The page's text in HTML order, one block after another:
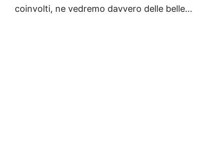
coinvolti, ne vedremo davvero delle belle…